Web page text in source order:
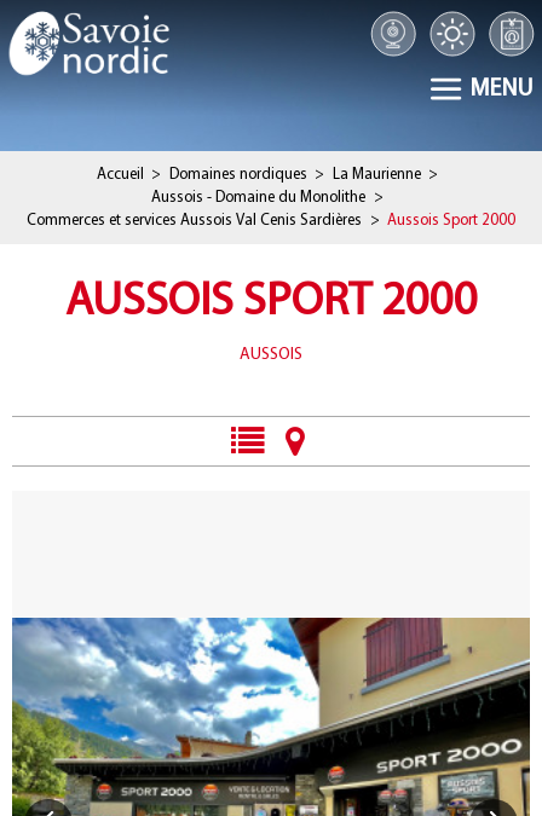
MENU
Accueil > Domaines nordiques > La Maurienne >
Aussois - Domaine du Monolithe
>
Commerces et services Aussois Val Cenis Sardières
> Aussois Sport 2000
AUSSOIS SPORT 2000
AUSSOIS